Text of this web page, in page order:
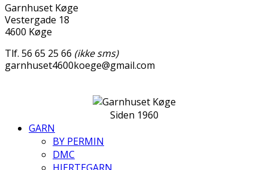
Garnhuset Køge
Vestergade 18
4600 Køge
Tlf. 56 65 25 66 (ikke sms)
garnhuset4600koege@gmail.com
Siden 1960
GARN
BY PERMIN
DMC